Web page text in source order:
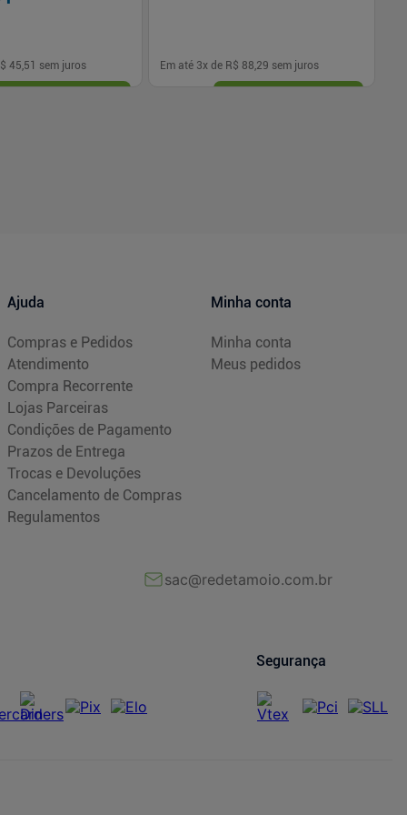
45,51 sem juros Em até 3x de R$ 88,29 sem juros
Ajuda
Compras e Pedidos
Atendimento
Compra Recorrente
Lojas Parceiras
Condições de Pagamento
Prazos de Entrega
Trocas e Devoluções
Cancelamento de Compras
Regulamentos
Minha conta
Minha conta
Meus pedidos
sac@redetamoio.com.br
Segurança